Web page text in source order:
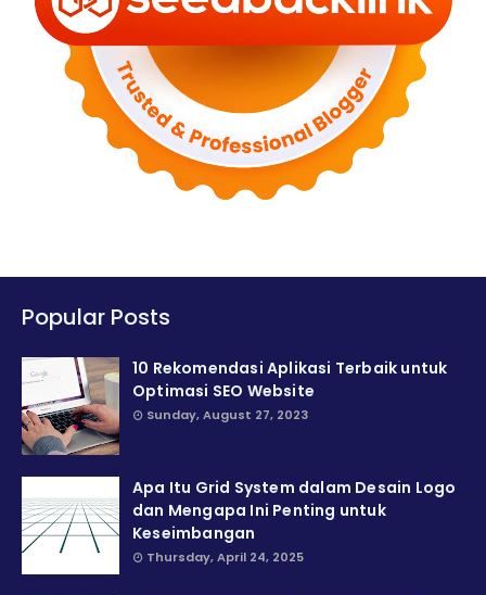
Popular Posts
10 Rekomendasi Aplikasi Terbaik untuk
Optimasi SEO Website
Sunday, August 27, 2023
Apa Itu Grid System dalam Desain Logo
dan Mengapa Ini Penting untuk
Keseimbangan
Thursday, April 24, 2025